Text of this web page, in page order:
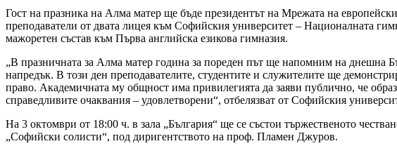
Гост на празника на Алма матер ще бъде президентът на Мрежата на
преподаватели от двата лицея към Софийския университет – Националната
мажоретен състав към Първа английска езикова гимназия.
„В празничната за Алма матер година за пореден път ще напомним на днешна
напредък. В този ден преподавателите, студентите и служителите ще
право. Академичната му общност има привилегията да заяви публично, че
справедливите очаквания – удовлетворени“, отбелязват от Софийския
На 3 октомври от 18:00 ч. в зала „България“ ще се състои тържественото
„Софийски солисти“, под диригентството на проф. Пламен Джуров.